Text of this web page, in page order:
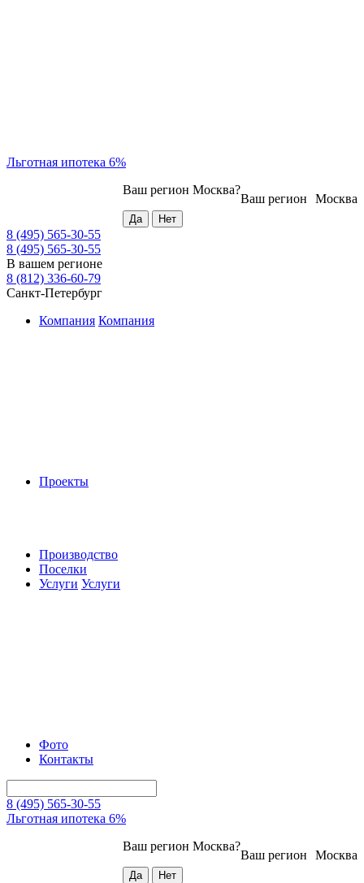
Льготная ипотека 6%
Москва
Ваш регион
Ваш регион Москва?
8 (495) 565-30-55
8 (495) 565-30-55
В вашем регионе
8 (812) 336-60-79
Санкт-Петербург
Компания Компания
Проекты
Производство
Поселки
Услуги Услуги
Фото
Контакты
8 (495) 565-30-55
Льготная ипотека 6%
Москва
Ваш регион
Ваш регион Москва?